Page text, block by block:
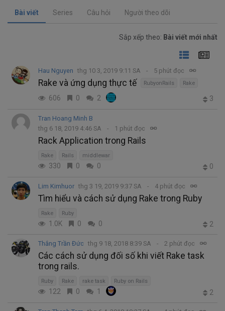
Bài viết Series Câu hỏi Người theo dõi
Sắp xếp theo: Bài viết mới nhất
Hau Nguyen thg 10 3, 2019 9:11 SA 5 phút đọc
Rake và ứng dụng thực tế RubyonRails Rake
606 0 2 3
Tran Hoang Minh B
thg 6 18, 2019 4:46 SA
1 phút đọc
Rack Application trong Rails
Rake Rails middlewar
330 0 0 0
Lim Kimhuor thg 3 19, 2019 9:37 SA 4 phút đọc
Tìm hiểu và cách sử dụng Rake trong Ruby
Rake Ruby
1.0K 0 0 2
Thắng Trần Đức thg 9 18, 2018 8:39 SA 2 phút đọc
Các cách sử dụng đối số khi viết Rake task
trong rails.
Ruby Rake rake task Ruby on Rails
122 0 1 2